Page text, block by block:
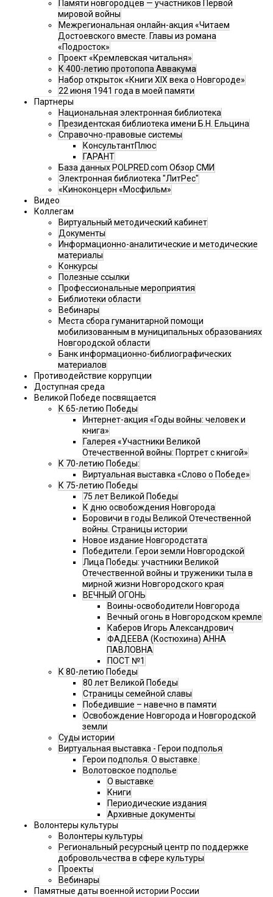
Памяти новгородцев — участников Первой
мировой войны
Межрегиональная онлайн-акция «Читаем
Достоевского вместе. Главы из романа
«Подросток»
Проект «Кремлевская читальня»
К 400-летию протопопа Аввакума
Набор открыток «Книги XIX века о Новгороде»
22 июня 1941 года в моей памяти
Партнеры
Национальная электронная библиотека
Президентская библиотека имени Б.Н. Ельцина
Справочно-правовые системы
КонсультантПлюс
ГАРАНТ
База данных POLPRED.com Обзор СМИ
Электронная библиотека "ЛитРес"
«Киноконцерн «Мосфильм»
Видео
Коллегам
Виртуальный методический кабинет
Документы
Информационно-аналитические и методические
материалы
Конкурсы
Полезные ссылки
Профессиональные мероприятия
Библиотеки области
Вебинары
Места сбора гуманитарной помощи
мобилизованным в муниципальных образованиях
Новгородской области
Банк информационно-библиографических
материалов
Противодействие коррупции
Доступная среда
Великой Победе посвящается
К 65-летию Победы
Интернет-акция «Годы войны: человек и
книга»
Галерея «Участники Великой
Отечественной войны: Портрет с книгой»
К 70-летию Победы:
Виртуальная выставка «Слово о Победе»
К 75-летию Победы
75 лет Великой Победы
К дню освобождения Новгорода
Боровичи в годы Великой Отечественной
войны. Страницы истории
Новое издание Новгородстата
Победители. Герои земли Новгородской
Лица Победы: участники Великой
Отечественной войны и труженики тыла в
мирной жизни Новгородского края
ВЕЧНЫЙ ОГОНЬ
Воины-освободители Новгорода
Вечный огонь в Новгородском кремле
Каберов Игорь Александрович
ФАДЕЕВА (Костюхина) АННА
ПАВЛОВНА
ПОСТ №1
К 80-летию Победы
80 лет Великой Победы
Страницы семейной славы
Победившие – навечно в памяти
Освобождение Новгорода и Новгородской
земли
Суды истории
Виртуальная выставка - Герои подполья
Герои подполья. О выставке.
Волотовское подполье
О выставке
Книги
Периодические издания
Архивные документы
Волонтеры культуры
Волонтеры культуры
Региональный ресурсный центр по поддержке
добровольчества в сфере культуры
Проекты
Вебинары
Памятные даты военной истории России